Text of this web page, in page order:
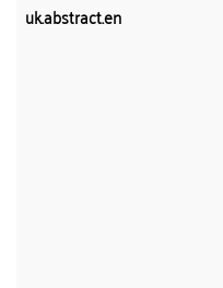
uk.abstract.en